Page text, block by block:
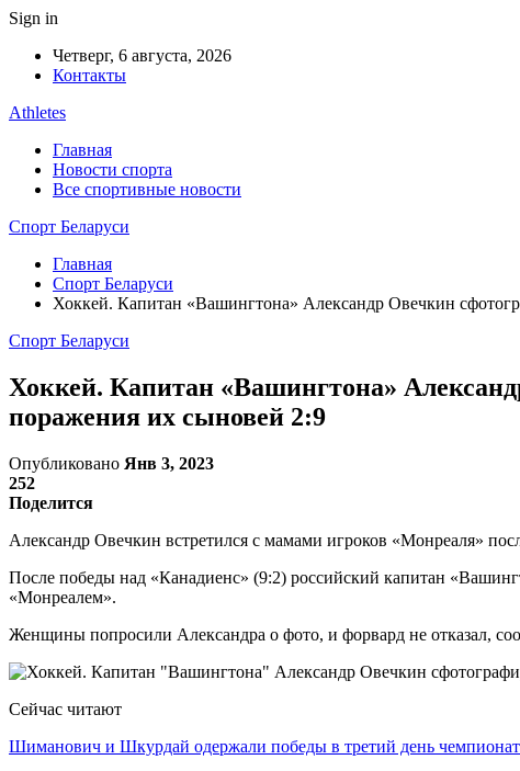
Sign in
Четверг, 6 августа, 2026
Контакты
Athletes
Главная
Новости спорта
Все спортивные новости
Спорт Беларуси
Главная
Спорт Беларуси
Хоккей. Капитан «Вашингтона» Александр Овечкин
Спорт Беларуси
Хоккей. Капитан «Вашингтона»
поражения их сыновей 2:9
Опубликовано Янв 3, 2023
252
Поделится
Александр Овечкин встретился с мамами игроков «Монреаля»
После победы над «Канадиенс» (9:2) российский капитан
«Монреалем».
Женщины попросили Александра о фото, и форвард не отказал,
Сейчас читают
Шиманович и Шкурдай одержали победы в третий день